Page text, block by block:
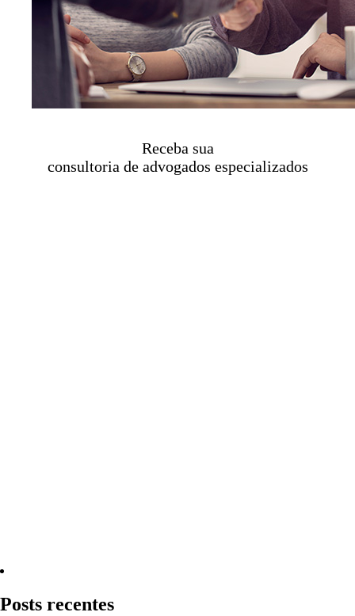
Receba sua
consultoria de advogados especializados
Posts recentes